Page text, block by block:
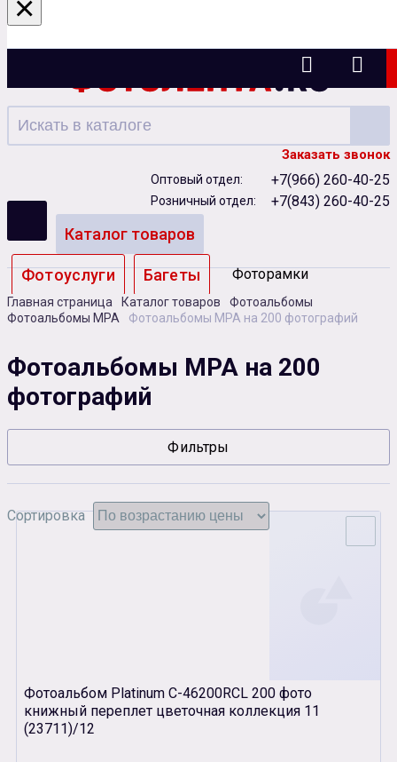
Казань
Заказать звонок
Оптовый отдел: +7(966) 260-40-25
Розничный отдел: +7(843) 260-40-25
Каталог товаров
Фотоуслуги Багеты Фоторамки
Альбомы
Чернила Карты памяти
Батарейки Сублимация
Сувенирная продукция Зарядные устройства
Главная страница Каталог товаров
Фотоальбомы
Фотоальбомы MPA
Фотоальбомы MPA на 200 фотографий
Фотоальбомы MPA на 200
фотографий
Фильтры
Сортировка
Фотоальбом Platinum C-46200RCL 200 фото
книжный переплет цветочная коллекция 11
(23711)/12
×